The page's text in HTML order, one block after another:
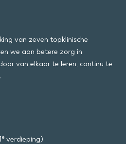
van zeven topklinische
we aan betere zorg in
van elkaar te leren, continu te
e verdieping)